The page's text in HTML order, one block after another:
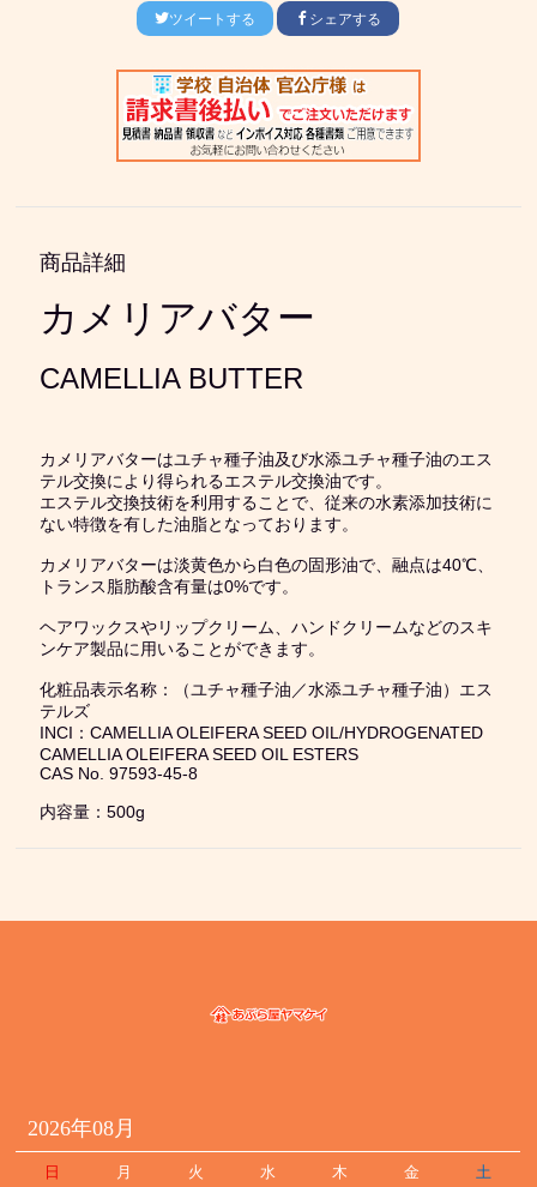
ツイートする シェアする
商品詳細
カメリアバター
CAMELLIA BUTTER
カメリアバターはユチャ種子油及び水添ユチャ種子油のエス
テル交換により得られるエステル交換油です。
エステル交換技術を利用することで、従来の水素添加技術に
ない特徴を有した油脂となっております。
カメリアバターは淡黄色から白色の固形油で、融点は40℃、
トランス脂肪酸含有量は0%です。
ヘアワックスやリップクリーム、ハンドクリームなどのスキ
ンケア製品に用いることができます。
化粧品表示名称：（ユチャ種子油／水添ユチャ種子油）エス
テルズ
INCI：CAMELLIA OLEIFERA SEED OIL/HYDROGENATED
CAMELLIA OLEIFERA SEED OIL ESTERS
CAS No. 97593-45-8
内容量：500g
2026年08月
日 月 火 水 木 金 土